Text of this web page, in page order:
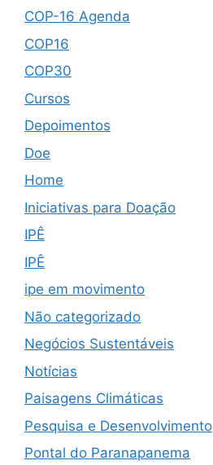
COP-16 Agenda
COP16
COP30
Cursos
Depoimentos
Doe
Home
Iniciativas para Doação
IPÊ
IPÊ
ipe em movimento
Não categorizado
Negócios Sustentáveis
Notícias
Paisagens Climáticas
Pesquisa e Desenvolvimento
Pontal do Paranapanema